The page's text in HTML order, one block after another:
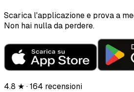
Scarica l'applicazione e prova a
Non hai nulla da perdere.
4.8 ★ · 164 recensioni